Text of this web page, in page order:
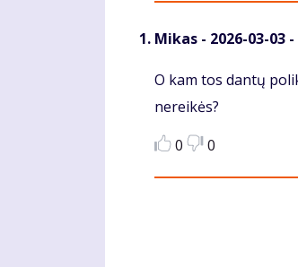
Mikas - 2026-03-03 -
Komentaras
O kam tos dantų
nereikės?
0
0